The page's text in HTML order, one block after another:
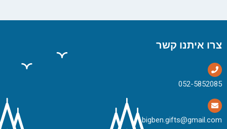
צרו איתנו קשר
bigben.gifts@gmail.com